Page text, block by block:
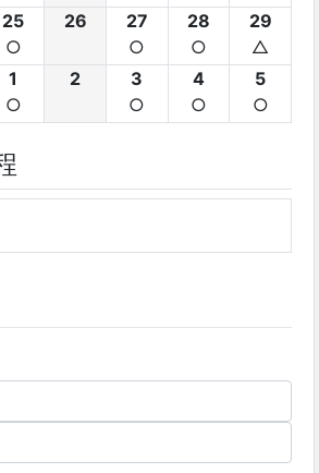
25
○
26
27
○
28
○
29
△
1
○
2
3
○
4
○
5
○